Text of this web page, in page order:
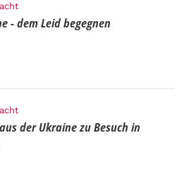
- dem Leid begegnen
der Ukraine zu Besuch in